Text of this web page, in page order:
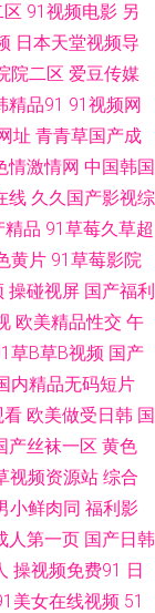
精东福利电影 日韩激
情网 91黄色视频网
虎影院 97第一福利
久 97porn人人 精品
放 国产操逼在线观看
频 欧美日韩国产亚
视频 午夜成人三区
尤物麻豆 豆花官网
美女很黄免费 五月
无码中文 91色色小
在线视频视频 91看
区 91视频电影 另
日本天堂视频导
院二区 爱豆传媒
精品91 91视频网
址 青青草国产成
情激情网 中国韩国
线 久久国产影视综
精品 91草莓久草超
黄片 91草莓影院
操碰视屏 国产福利
欧美精品性交 午
草B草B视频 国产
内精品无码短片
看 欧美做受日韩 国
产丝袜一区 黄色
视频资源站 综合
小鲜肉同 福利影
人第一页 国产日韩
操视频免费91 日
美女在线视频 51